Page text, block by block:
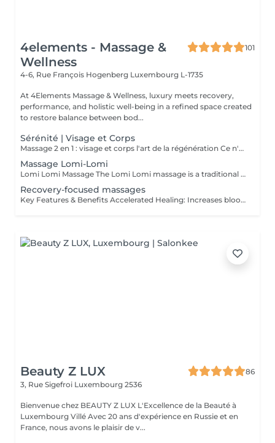
4elements - Massage &
Wellness
101
4-6, Rue François Hogenberg Luxembourg L-1735
At 4Elements Massage & Wellness, luxury meets recovery,
performance, and holistic well-being in a refined space created
to restore balance between bod...
Sérénité | Visage et Corps
Massage 2 en 1 : visage et corps l'art de la régénération Ce n'est pas simplement un massage. C'est une profonde réinitialisation de tout l'organisme en une seule séance. Pendant que le corps se libère des tensions et de la fatigue, le visage retrouve fraîcheur, tonicité et éclat naturel. Les processus de régénération s'activent, le drainage lymphatique s'améliore, la légèreté revient dans le corps et la clarté dans l'esprit. Un visage raffermi et soigneusement sublimé Un corps détendu, vivant et harmonieux Une sensation de calme qui se ressent de l'intérieur Le choix idéal pour celles et ceux qui souhaitent mieux paraître, ressentir davantage et optimiser leur temps. Une seule séance des résultats visibles et un plaisir profond. Offrez-vous le luxe de prendre soin de vous.
Massage Lomi-Lomi
Lomi Lomi Massage The Lomi Lomi massage is a traditional Hawaiian technique known for its long, flowing, wave-like movements that soothe the body and calm the mind. Using her forearms and rhythmic, continuous motions, Ksenija creates a deep sense of relaxation, helping to release tension, melt stress, and restore emotional balance. It's a gentle, holistic, and extremely comforting experience like being carried by warm ocean waves. Perfect for anyone seeking profound relaxation and inner harmony.
Recovery-focused massages
Key Features & Benefits Accelerated Healing: Increases blood flow to muscles and tendons, delivering essential nutrients and oxygen to repair tissue. Reduced Soreness & Stiffness: Eases Delayed Onset Muscle Soreness (DOMS) and increases range of motion by loosening tight muscles. Waste Removal: Aids in flushing out lactic acid and metabolic waste products from muscles. Injury Prevention: Identifies and releases muscle adhesions (knots) that cause imbalances, reducing the risk of further injury. Targeted Approach: Focuses on specific muscle groups or areas of pain, such as the back, shoulders, or hips.
Beauty Z LUX
86
3, Rue Sigefroi Luxembourg 2536
Bienvenue chez BEAUTY Z LUX L'Excellence de la Beauté à
Luxembourg Villé Avec 20 ans d'expérience en Russie et en
France, nous avons le plaisir de v...